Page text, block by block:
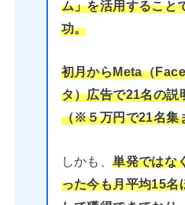
ム」を活用すること
功。
初月からMeta（
タ）広告で21名の説
（※５万円で21名集
しかも、単発ではな
った今も月平均15名